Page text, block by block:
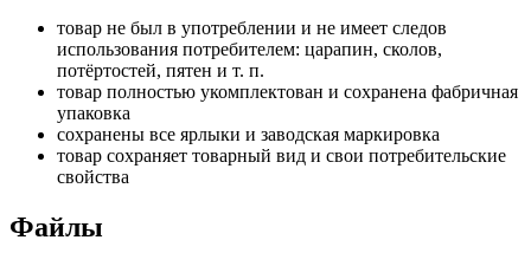
товар не был в употреблении и не имеет следов
использования потребителем: царапин, сколов,
потёртостей, пятен и т. п.
товар полностью укомплектован и сохранена фабричная
упаковка
сохранены все ярлыки и заводская маркировка
товар сохраняет товарный вид и свои потребительские
свойства
Файлы